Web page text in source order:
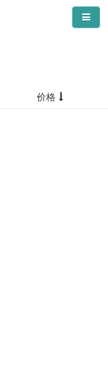
导航
价格